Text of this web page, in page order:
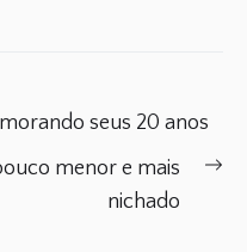
seus 20 anos
menor e mais
nichado